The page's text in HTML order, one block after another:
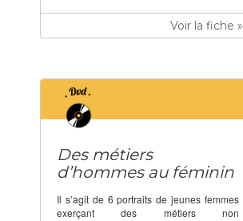
Voir la fiche »
Des métiers
d’hommes au féminin
Il s’agit de 6 portraits de jeunes femmes
exerçant des métiers non